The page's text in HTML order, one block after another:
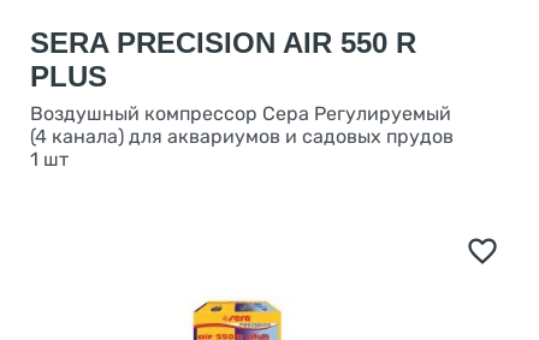
SERA PRECISION AIR 550 R
PLUS
Воздушный компрессор Сера Регулируемый
(4 канала) для аквариумов и садовых прудов
1 шт